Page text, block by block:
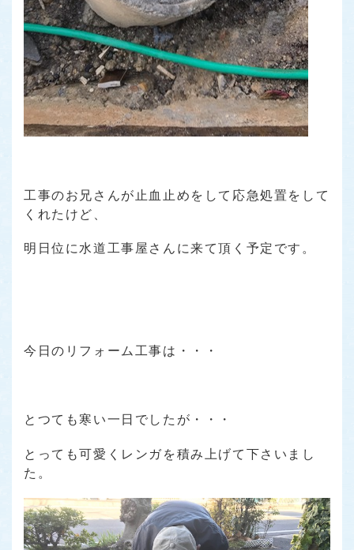
工事のお兄さんが止血止めをして応急処置をして
くれたけど、
明日位に水道工事屋さんに来て頂く予定です。
今日のリフォーム工事は・・・
とつても寒い一日でしたが・・・
とっても可愛くレンガを積み上げて下さいまし
た。